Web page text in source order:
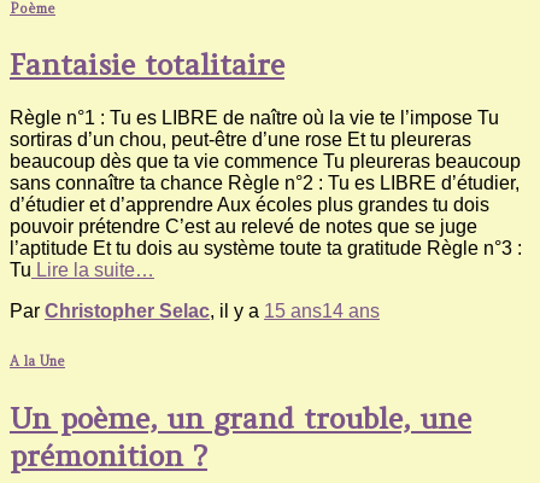
Poème
Fantaisie totalitaire
Règle n°1 : Tu es LIBRE de naître où la vie te l’impose Tu
sortiras d’un chou, peut-être d’une rose Et tu pleureras
beaucoup dès que ta vie commence Tu pleureras beaucoup
sans connaître ta chance Règle n°2 : Tu es LIBRE d’étudier,
d’étudier et d’apprendre Aux écoles plus grandes tu dois
pouvoir prétendre C’est au relevé de notes que se juge
l’aptitude Et tu dois au système toute ta gratitude Règle n°3 :
Tu Lire la suite…
Par Christopher Selac, il y a 15 ans14 ans
A la Une
Un poème, un grand trouble, une
prémonition ?